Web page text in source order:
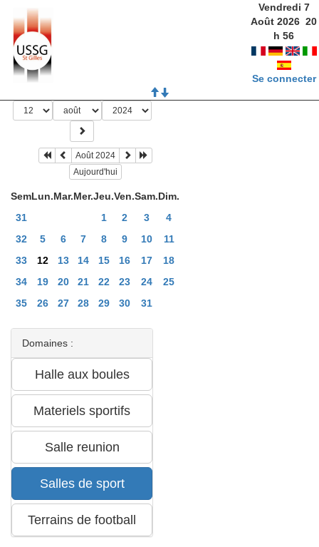
Vendredi 7
Août 2026 20
h56
Se connecter
Août 2024
Aujourd'hui
SemLun.Mar.Mer.Jeu.Ven.Sam.Dim.
31
1 2 3
4
32
5 6 7 8 9 10
11
33
12 13 14 15 16 17
18
34
19 20 21 22 23 24
25
35
26 27 28 29 30 31
Domaines :